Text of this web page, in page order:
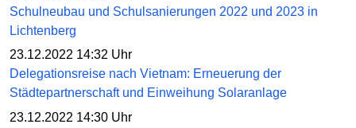
Schulneubau und Schulsanierungen 2022 und 2023 in
Lichtenberg
23.12.2022 14:32 Uhr
Delegationsreise nach Vietnam: Erneuerung der
Städtepartnerschaft und Einweihung Solaranlage
23.12.2022 14:30 Uhr